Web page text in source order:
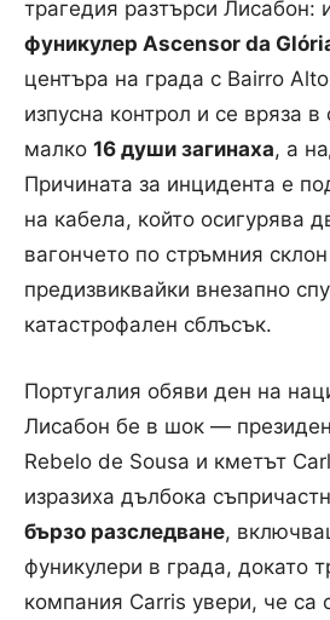
трагедия разтърси Лисабон:
фуникулер Ascensor da
центъра на града с Bairro
изпусна контрол и се вряза
малко 16 души загинаха, а
Причината за инцидента е
на кабела, който осигурява
вагончето по стръмния
предизвиквайки внезапно
катастрофален сблъсък.
Португалия обяви ден на
Лисабон бе в шок —
Rebelo de Sousa и кметът
изразиха дълбока
бързо разследване,
фуникулери в града, докато
компания Carris увери, че са